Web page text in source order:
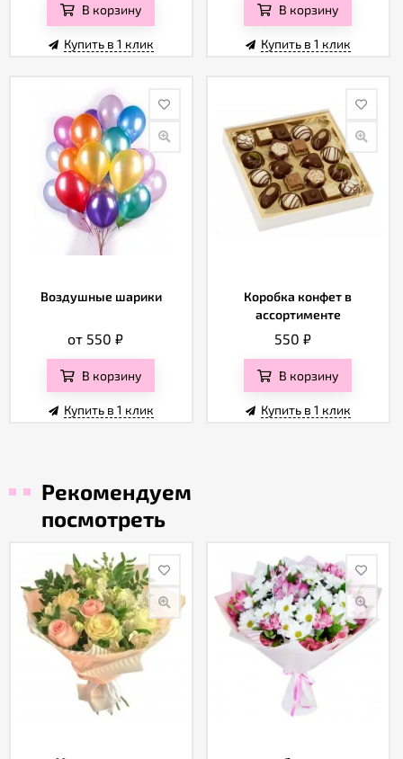
В корзину
Купить в 1 клик
В корзину
Купить в 1 клик
Воздушные шарики
от 550₽
В корзину
Купить в 1 клик
Коробка конфет в
ассортименте
550 ₽
В корзину
Купить в 1 клик
Рекомендуем
посмотреть